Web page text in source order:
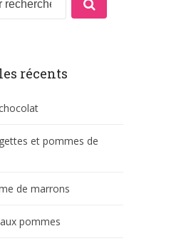
récents
et pommes de
de marrons
pommes